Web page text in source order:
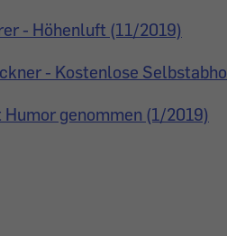
- Höhenluft (11/2019)
- Kostenlose
genommen (1/2019)